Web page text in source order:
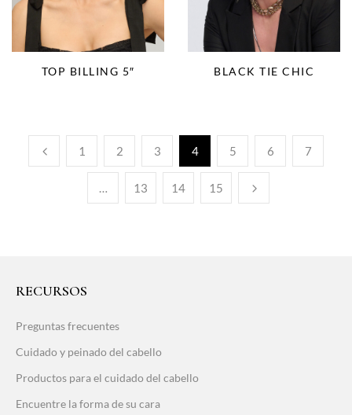
TOP BILLING 5″ BLACK TIE CHIC
1 2 3 4 5 6 7
… 13 14 15
RECURSOS
Preguntas frecuentes
Cuidado y peinado del cabello
Productos para el cuidado del cabello
Encuentre la forma de su cara